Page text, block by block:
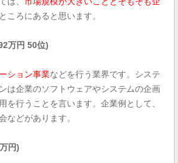
ころにあると思います。
万円 50位)
ション事業などを行う業界です。システ
は企業のソフトウェアやシステムの企画
を行うことを言います。企業例として、
などがあります。
円)